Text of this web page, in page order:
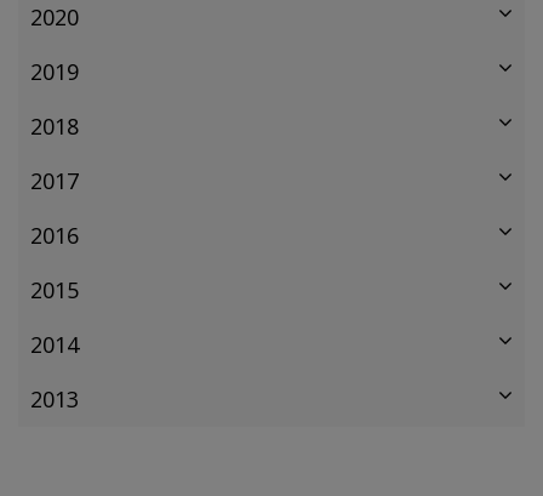
2020
2019
2018
2017
2016
2015
2014
2013